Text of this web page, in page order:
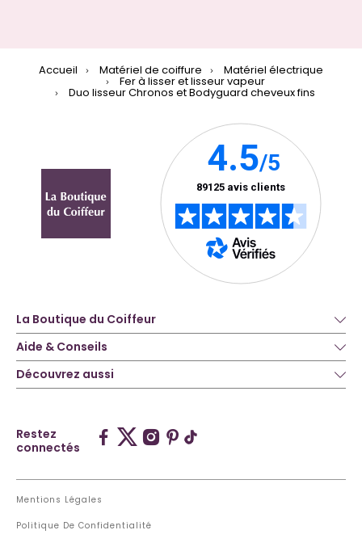
Accueil Matériel de coiffure Matériel électrique
Fer à lisser et lisseur vapeur
Duo lisseur Chronos et Bodyguard cheveux fins
La Boutique du Coiffeur
Aide & Conseils
Découvrez aussi
Restez
connectés
Mentions Légales
Politique De Confidentialité